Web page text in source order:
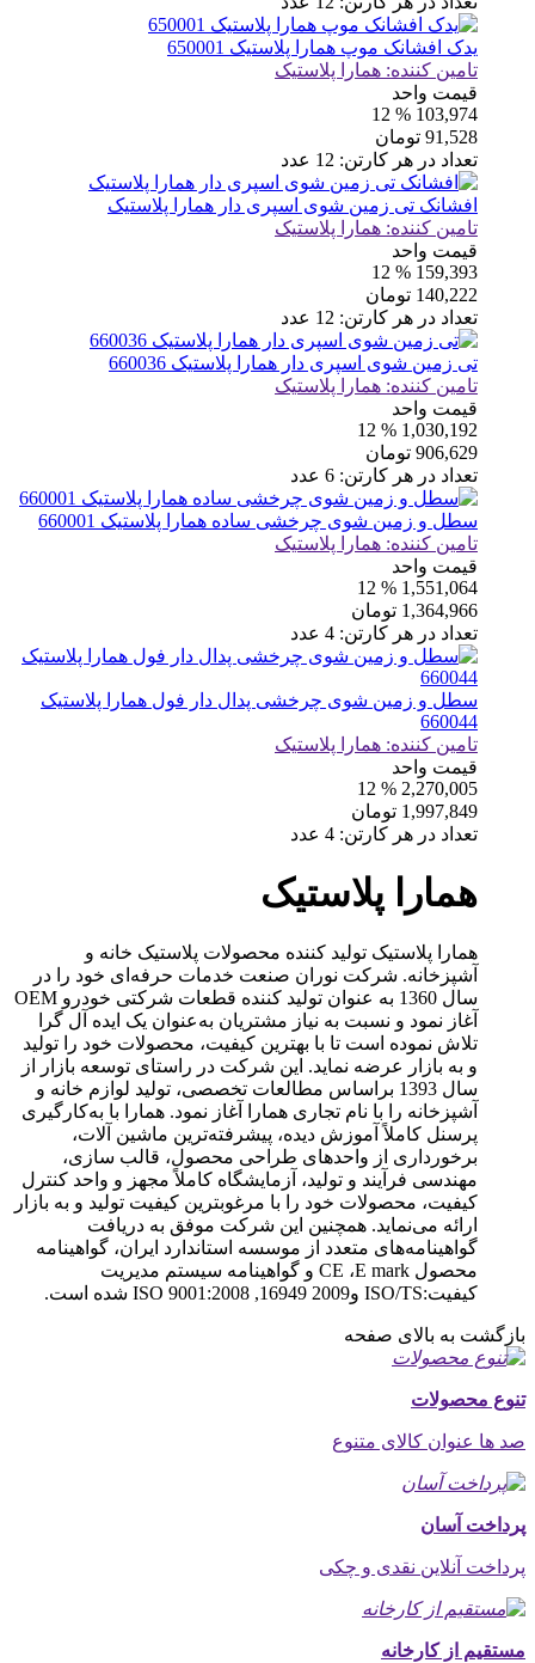
یدک افشانک موپ همارا پلاستیک 650001
تامین کننده: همارا پلاستیک
قیمت واحد
103,974
% 12
91,528 تومان
تعداد در هر کارتن: 12 عدد
افشانک تی زمین شوی اسپری دار همارا پلاستیک
تامین کننده: همارا پلاستیک
قیمت واحد
159,393
% 12
140,222 تومان
تعداد در هر کارتن: 12 عدد
تی زمین شوی اسپری دار همارا پلاستیک 660036
تامین کننده: همارا پلاستیک
قیمت واحد
1,030,192
% 12
906,629 تومان
تعداد در هر کارتن: 6 عدد
سطل و زمین شوی چرخشی ساده همارا پلاستیک 660001
تامین کننده: همارا پلاستیک
قیمت واحد
1,551,064
% 12
1,364,966 تومان
تعداد در هر کارتن: 4 عدد
سطل و زمین شوی چرخشی پدال دار فول همارا پلاستیک
660044
تامین کننده: همارا پلاستیک
قیمت واحد
2,270,005
% 12
1,997,849 تومان
تعداد در هر کارتن: 4 عدد
همارا پلاستیک
همارا پلاستیک تولید کننده محصولات پلاستیک خانه و
آشپزخانه. شرکت نوران صنعت خدمات حرفه‌ای خود را در
سال 1360 به‌ عنوان تولید کننده قطعات شرکتی خودرو OEM
آغاز نمود و نسبت به نیاز مشتریان به‌عنوان یک ایده آل گرا
تلاش نموده است تا با بهترین کیفیت، محصولات خود را تولید
و به بازار عرضه نماید. این شرکت در راستای توسعه بازار از
سال 1393 براساس مطالعات تخصصی، تولید لوازم خانه و
آشپزخانه را با نام تجاری همارا آغاز نمود. همارا با به‌کارگیری
پرسنل کاملاً آموزش دیده، پیشرفته‌ترین ماشین آلات،
برخورداری از واحدهای طراحی محصول، قالب سازی،
مهندسی فرآیند و تولید، آزمایشگاه کاملاً مجهز و واحد کنترل
کیفیت، محصولات خود را با مرغوبترین کیفیت تولید و به بازار
ارائه می‌نماید. همچنین این شرکت موفق به دریافت
گواهینامه‌های متعدد از موسسه استاندارد ایران، گواهینامه
محصول CE ،‌E mark و گواهینامه سیستم مدیریت
كیفیت:ISO/TS وISO 9001:2008 ,16949 2009 شده است.
بازگشت به بالای صفحه
تنوع محصولات
صد ها عنوان کالای متنوع
پرداخت آسان
پرداخت آنلاین نقدی و چکی
مستقیم از کارخانه